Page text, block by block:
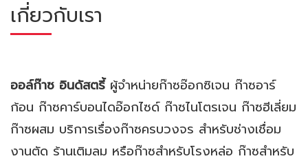
เกี่ยวกับเรา
ออล์ก๊าซ อินดัสตรี้ผู้จำหน่ายก๊าซอ๊อกซิเจน ก๊าซอาร์
ก้อน ก๊าซคาร์บอนไดอ๊อกไซด์ ก๊าซไนโตรเจน ก๊าซฮีเลี่ยม
ก๊าซผสม บริการเรื่องก๊าซครบวงจร สำหรับช่างเชื่อม
งานตัด ร้านเติมลม หรือก๊าซสำหรับโรงหล่อ ก๊าซสำหรับ